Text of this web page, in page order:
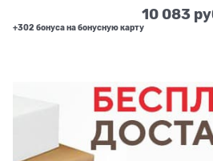
10 083
+302 бонуса на бонусную карту